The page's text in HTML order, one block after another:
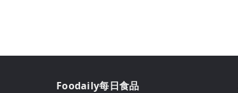
Foodaily每日食品